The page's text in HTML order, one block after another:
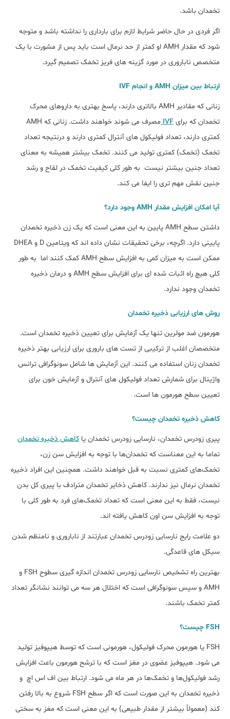
تخمدان باشد.
اگر فردی در حال حاضر شرایط لازم برای بارداری را نداشته باشد و متوجه
شود که مقدار AMH او کمتر از حد نرمال است باید پس از مشورت با یک
متخصص ناباروری در مورد گزینه های فریز تخمک تصمیم گیرد.
ارتباط بین میزان AMH و انجام IVF
زنانی که مقادیر AMH بالاتری دارند، پاسخ بهتری به داروهای محرک
تخمدان که برای IVF
مصرف می شوند خواهند داشت. زنانی که AMH
کمتری دارند، تعداد فولیکول های آنترال کمتری دارند و درنتیجه تعداد
تخمک (تخمک) کمتری تولید می کنند. تخمک بیشتر همیشه به معنای
تعداد جنین بیشتر نیست به طور کلی کیفیت تخمک در لقاح و رشد
جنین نقش مهم تری را ایفا می کند.
آیا امکان افزایش مقدار AMH وجود دارد؟
داشتن سطح AMH پایین به این معنی است که یک زن ذخیره تخمدان
پایینی دارد. اگرچه، برخی تحقیقات نشان داده اند که ویتامین D و DHEA
ممکن است به میزان کمی به افزایش سطح AMH کمک کنند اما به طور
کلی هیچ راه اثبات شده ای برای افزایش سطح AMH و درمان ذخیره
تخمدان وجود ندارد.
روش های ارزیابی ذخیره تخمدان
هورمون ضد مولرین تنها یک آزمایش برای تعیین ذخیره تخمدان است.
متخصصان اغلب از ترکیبی از تست های باروری برای ارزیابی بهتر ذخیره
تخمدان زنان استفاده می کنند. این آزمایش ها شامل سونوگرافی ترانس
واژینال برای شمارش تعداد فولیکول های آنترال و آزمایش خون برای
تعیین سطح هورمون ها است.
کاهش ذخیره تخمدان چیست؟
پیری زودرس تخمدان، نارسایی زودرس تخمدان یا کاهش ذخیره تخمدان
تماما به این معناست که تخمدان‌ها با توجه به افزایش سن زن،
تخمک‌های کمتری نسبت به قبل خواهند داشت. همچنین این افراد ذخیره
تخمدان نرمال نیز ندارند. کاهش ذخایر تخمدان مترادف با پیری کل بدن
نیست، فقط به این معنی است که تعداد تخمک‌های فرد به طور کلی با
توجه به افزایش سن اون کاهش یافته اند.
دو علامت رایج نارسایی زودرس تخمدان عبارتند از ناباروری و نامنظم شدن
سیکل های قاعدگی.
بهترین راه تشخیص نارسایی زودرس تخمدان اندازه گیری سطوح FSH و
AMH و سپس سونوگرافی است که اختلال هر سه می توانند نشانگر تعداد
کمتر تخمک باشند.
FSH چیست؟
FSH یا هورمون محرک فولیکول، هورمونی است که توسط هیپوفیز تولید
می شود. هیپوفیز عضوی در مغز است که با ترشح هورمون باعث افزایش
رشد فولیکول‌ها و تخمک‌ها در هر ماه می شود. ارتباط بین اف اس اچ و
ذخیره تخمدان به این صورت است که اگر سطح FSH شروع به بالا رفتن
کند (معمولاً بیشتر از مقدار طبیعی) به این معنی است که مغز به سختی